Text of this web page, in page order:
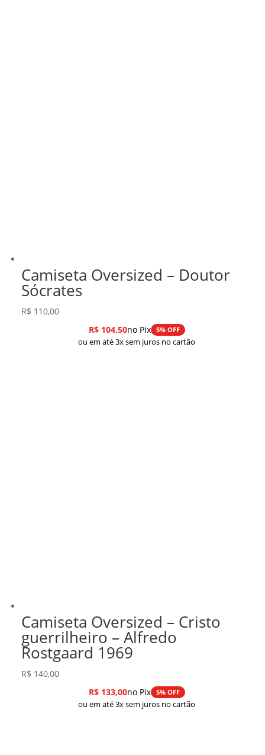
Camiseta Oversized – Doutor
Sócrates
R$ 110,00
R$104,50no Pix 5% OFF
ou em até 3x sem juros no cartão
Camiseta Oversized – Cristo
guerrilheiro – Alfredo
Rostgaard 1969
R$ 140,00
R$133,00no Pix 5% OFF
ou em até 3x sem juros no cartão